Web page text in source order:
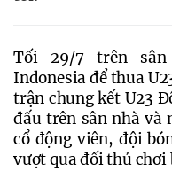
Tối 29/7 trên sân
Indonesia để thua
trận chung kết U23
đấu trên sân nhà và
cổ động viên, đội
vượt qua đối thủ chơi